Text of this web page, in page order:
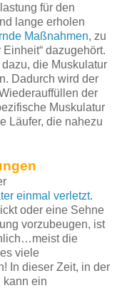
für den
lange erholen
Maßnahmen, zu
dazugehört.
die Muskulatur
Dadurch wird der
der
Muskulatur
Läufer, die nahezu
einmal verletzt.
oder eine Sehne
vorzubeugen, ist
die
viele
In dieser Zeit, in der
kann ein